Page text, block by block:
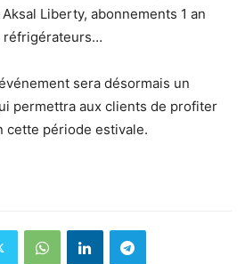
Liberty, abonnements 1 an
réfrigérateurs…
sera désormais un
permettra aux clients de profiter
cette période estivale.